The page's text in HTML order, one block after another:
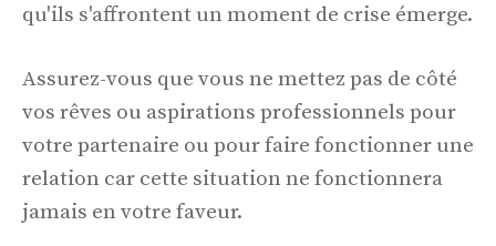
qu'ils s'affrontent un moment de crise émerge.
Assurez-vous que vous ne mettez pas de côté
vos rêves ou aspirations professionnels pour
votre partenaire ou pour faire fonctionner une
relation car cette situation ne fonctionnera
jamais en votre faveur.